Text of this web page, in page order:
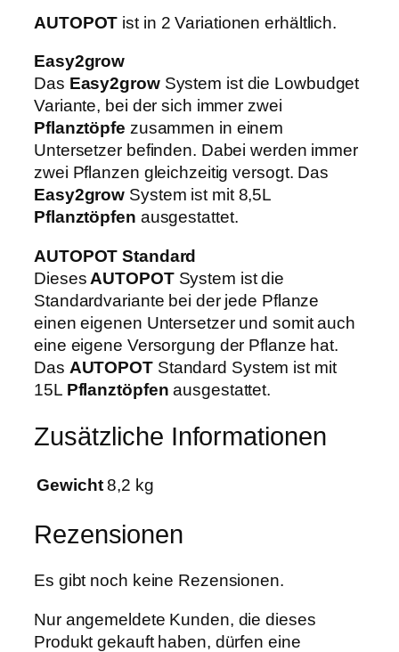
g
e
AUTOPOT ist in 2 Variationen erhältlich.
Easy2grow
Das Easy2growSystem ist die Lowbudget
Variante, bei der sich immer zwei
Pflanztöpfe zusammen in einem
Untersetzer befinden. Dabei werden immer
zwei Pflanzen gleichzeitig versogt. Das
Easy2grow System ist mit 8,5L
Pflanztöpfen ausgestattet.
AUTOPOT Standard
Dieses AUTOPOT System ist die
Standardvariante bei der jede Pflanze
einen eigenen Untersetzer und somit auch
eine eigene Versorgung der Pflanze hat.
Das AUTOPOTStandard System ist mit
15L Pflanztöpfen ausgestattet.
Zusätzliche Informationen
Gewicht 8,2 kg
Rezensionen
Es gibt noch keine Rezensionen.
Nur angemeldete Kunden, die dieses
Produkt gekauft haben, dürfen eine